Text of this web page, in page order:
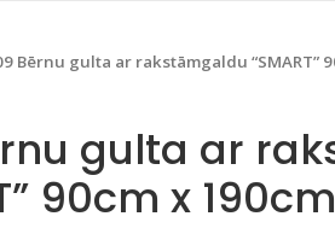
Bērnu gulta ar rakstāmgaldu “SMART”
gulta ar
90cm x